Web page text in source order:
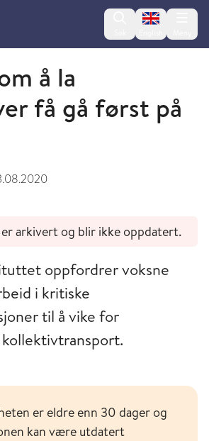
Change
å la
få gå først på
arkivert og blir ikke oppdatert.
oppfordrer voksne
i kritiske
til å vike for
er eldre enn 30 dager og
kan være utdatert